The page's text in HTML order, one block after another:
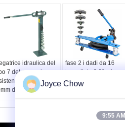
idraulica del
7 del manuale
dei dadi
del pavimento
fase 2 i dadi da 16
tonnellate 8 3" aria
sopra la piegatrice
Joyce Chow
9:55 AM